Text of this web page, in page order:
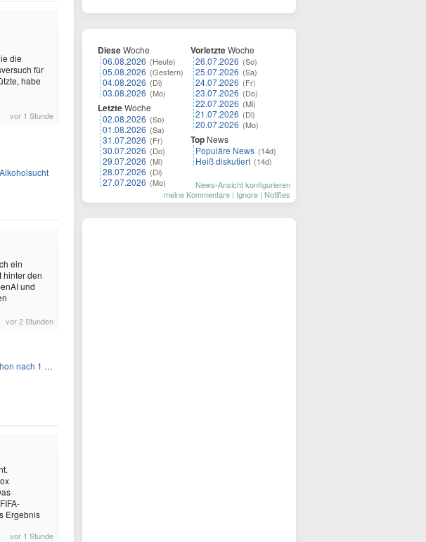
die
für
habe
vor 1 Stunde
ein
hinter den
und
vor 2 Stunden
1 Woche!
Ergebnis
vor 1 Stunde
DieseWoche
06.08.2026 (Heute)
05.08.2026 (Gestern)
04.08.2026 (Di)
03.08.2026 (Mo)
LetzteWoche
02.08.2026 (So)
01.08.2026 (Sa)
31.07.2026 (Fr)
30.07.2026 (Do)
29.07.2026 (Mi)
28.07.2026 (Di)
27.07.2026 (Mo)
VorletzteWoche
26.07.2026 (So)
25.07.2026 (Sa)
24.07.2026 (Fr)
23.07.2026 (Do)
22.07.2026 (Mi)
21.07.2026 (Di)
20.07.2026 (Mo)
Top News
Populäre News (14d)
Heiß diskutiert (14d)
News-Ansicht konfigurieren
meine Kommentare | Ignore | Notifies